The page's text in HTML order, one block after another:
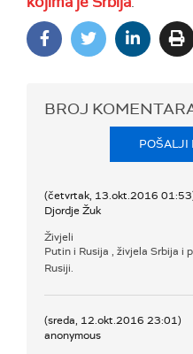
BROJ
POŠALJI
(četvrtak, 13.okt.2016
Djordje Žuk
Živjeli
Putin i Rusija , živjela Srbija i
Rusiji.
(sreda, 12.okt.2016 23:01)
anonymous